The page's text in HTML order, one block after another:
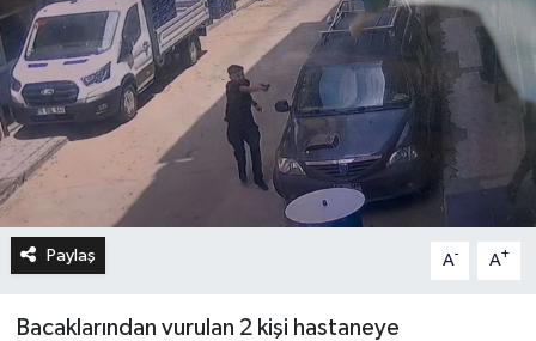
Paylaş A- A+
Bacaklarından vurulan 2 kişi hastaneye